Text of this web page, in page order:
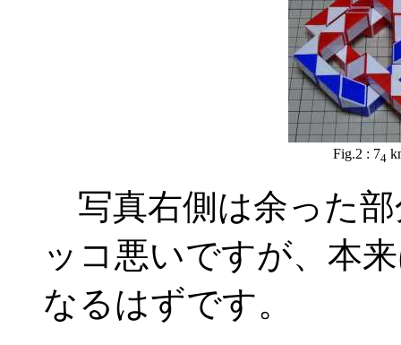
Fig.2 : 74
写真右側は余った
ッコ悪いですが、本
なるはずです。